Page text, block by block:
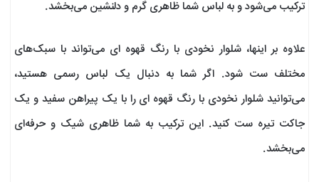
ترکیب می‌شود و به لباس شما ظاهری گرم و دلنشین می‌بخشد.
علاوه بر اینها، شلوار نخودی با رنگ قهوه ای می‌تواند با سبک‌های
مختلف ست شود. اگر شما به دنبال یک لباس رسمی هستید،
می‌توانید شلوار نخودی با رنگ قهوه ای را با یک پیراهن سفید و یک
جاکت تیره ست کنید. این ترکیب به شما ظاهری شیک و حرفه‌ای
می‌بخشد.